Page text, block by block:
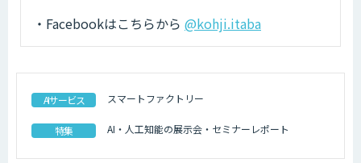
・Facebookはこちらから @kohji.itaba
AIサービス スマートファクトリー
特集 AI・人工知能の展示会・セミナーレポート